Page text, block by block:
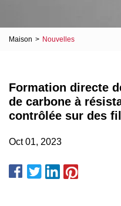
Maison > Nouvelles
Formation directe
de carbone à
contrôlée sur des
Oct 01, 2023